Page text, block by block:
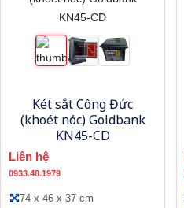
Két sắt Công Đức
(khoét nóc) Goldbank
KN45-CD
Liên hệ
0933.48.1979
74 x 46 x 37 cm